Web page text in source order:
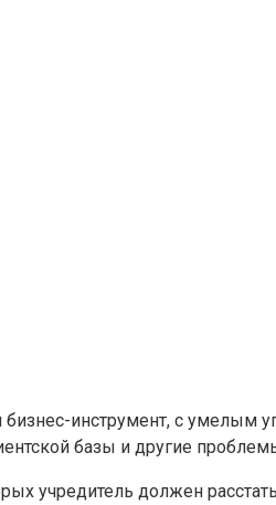
инструмент, с умелым
базы и другие
учредитель должен